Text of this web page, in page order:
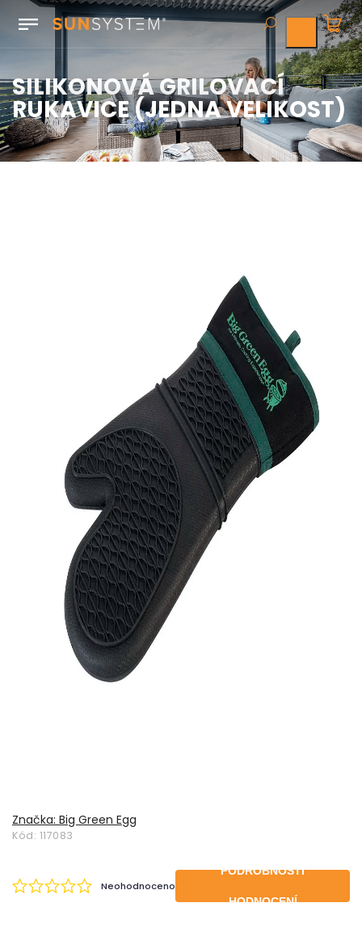
SILIKONOVÁ GRILOVACÍ
RUKAVICE (JEDNA VELIKOST)
Značka: Big Green Egg
Kód: 117083
Neohodnoceno
PODROBNOSTI
HODNOCENÍ